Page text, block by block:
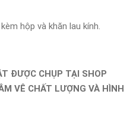
hộp và khăn lau kính.
ĐƯỢC CHỤP TẠI SHOP
VÊ CHẤT LƯỢNG VÀ HÌNH